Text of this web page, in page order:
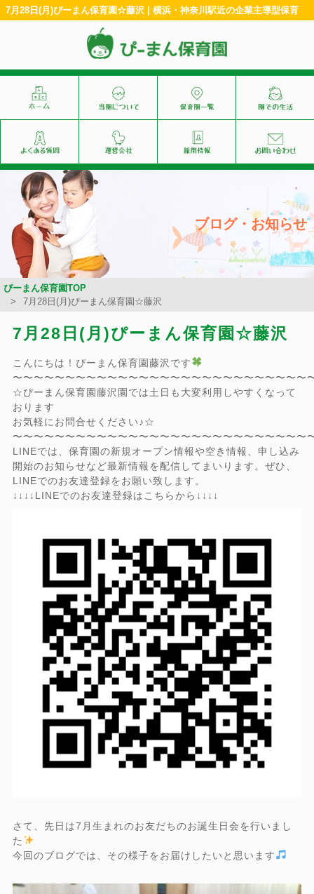
7月28日(月)ぴーまん保育園☆藤沢 | 横浜・神奈川駅近の企業主導型保育
ブログ・お知らせ
ぴーまん保育園TOP
7月28日(月)ぴーまん保育園☆藤沢
7月28日(月)ぴーまん保育園☆藤沢
こんにちは！ぴーまん保育園藤沢です
〜〜〜〜〜〜〜〜〜〜〜〜〜〜〜〜〜〜〜〜〜〜〜〜〜〜〜〜
☆ぴーまん保育園藤沢園では土日も大変利用しやすくなって
おります
お気軽にお問合せください♪☆
〜〜〜〜〜〜〜〜〜〜〜〜〜〜〜〜〜〜〜〜〜〜〜〜〜〜〜〜
LINEでは、保育園の新規オープン情報や空き情報、申し込み
開始のお知らせなど最新情報を配信してまいります。ぜひ、
LINEでのお友達登録をお願い致します。
↓↓↓↓LINEでのお友達登録はこちらから↓↓↓↓
さて、先日は7月生まれのお友だちのお誕生日会を行いまし
た
今回のブログでは、その様子をお届けしたいと思います